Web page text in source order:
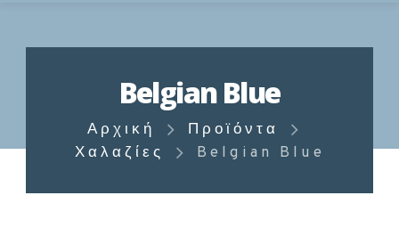
Belgian Blue
Αρχική
Προϊόντα
Χαλαζίες
Belgian Blue